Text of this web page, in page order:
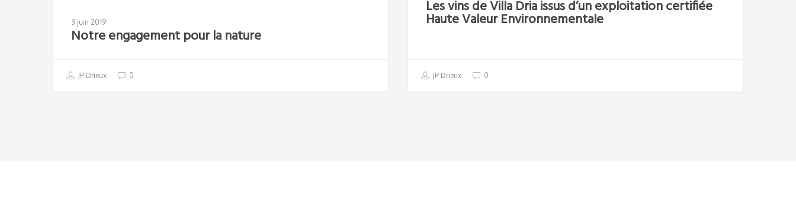
3 juin 2019
Notre engagement pour la nature
JP Drieux 0
Les vins de Villa Dria issus d’un exploitation certifiée
Haute Valeur Environnementale
JP Drieux 0